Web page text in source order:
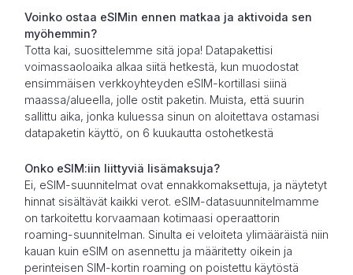
Voinko ostaa eSIMin ennen matkaa ja aktivoida sen
myöhemmin?
Totta kai, suosittelemme sitä jopa! Datapakettisi
voimassaoloaika alkaa siitä hetkestä, kun muodostat
ensimmäisen verkkoyhteyden eSIM-kortillasi siinä
maassa/alueella, jolle ostit paketin. Muista, että suurin
sallittu aika, jonka kuluessa sinun on aloitettava ostamasi
datapaketin käyttö, on 6 kuukautta ostohetkestä
Onko eSIM:iin liittyviä lisämaksuja?
Ei, eSIM-suunnitelmat ovat ennakkomaksettuja, ja näytetyt
hinnat sisältävät kaikki verot. eSIM-datasuunnitelmamme
on tarkoitettu korvaamaan kotimaasi operaattorin
roaming-suunnitelman. Sinulta ei veloiteta ylimääräistä niin
kauan kuin eSIM on asennettu ja määritetty oikein ja
perinteisen SIM-kortin roaming on poistettu käytöstä